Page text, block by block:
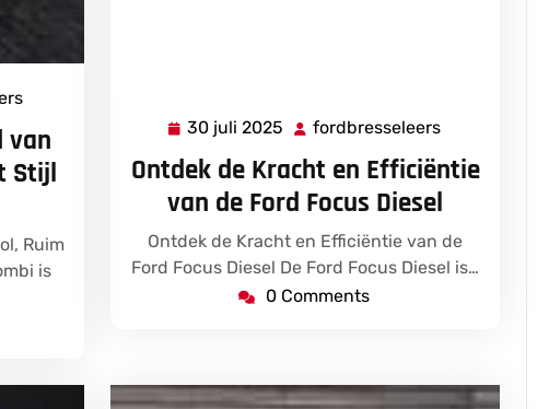
van
Stijl
Ruim
is
30 juli 2025 30
juli
2025
fordbresseleers
Ontdek de Kracht en Efficiëntie
van de Ford Focus Diesel
Ontdek de Kracht en Efficiëntie van de
Ford Focus Diesel De Ford Focus Diesel is…
0 Comments